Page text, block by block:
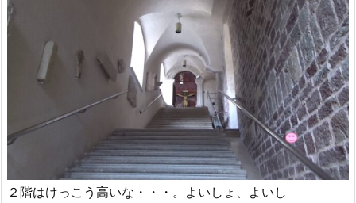
２階はけっこう高いな・・・。よいしょ、よいし